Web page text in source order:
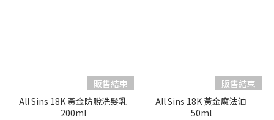
販售結束
All Sins 18K 黃金防脫洗髮乳
200ml
販售結束
All Sins 18K 黃金魔法油
50ml